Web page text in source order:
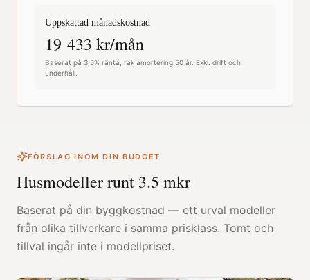
Uppskattad månadskostnad
19 433 kr/mån
Baserat på 3,5% ränta, rak amortering 50 år. Exkl. drift och
underhåll.
FÖRSLAG INOM DIN BUDGET
Husmodeller runt 3.5 mkr
Baserat på din byggkostnad — ett urval modeller
från olika tillverkare i samma prisklass. Tomt och
tillval ingår inte i modellpriset.